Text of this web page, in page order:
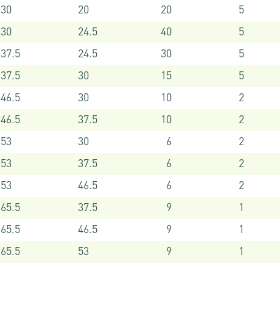
30 20 20 5
30 24.5 40 5
37.5 24.5 30 5
37.5 30 15 5
46.5 30 10 2
46.5 37.5 10 2
53 30 6 2
53 37.5 6 2
53 46.5 6 2
65.5 37.5 9 1
65.5 46.5 9 1
65.5 53 9 1